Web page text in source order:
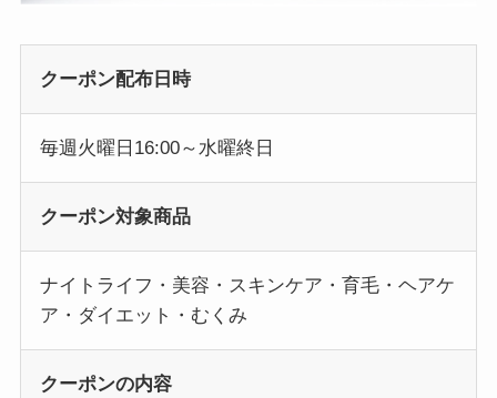
クーポン配布日時
毎週火曜日16:00～水曜終日
クーポン対象商品
ナイトライフ・美容・スキンケア・育毛・ヘアケ
ア・ダイエット・むくみ
クーポンの内容